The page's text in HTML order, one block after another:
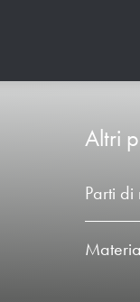
Altri
Parti